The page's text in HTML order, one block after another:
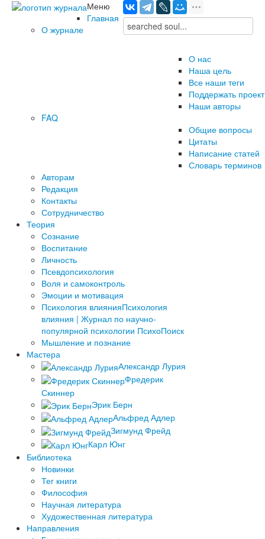
Меню
Главная
О журнале
О нас
Наша цель
Все наши теги
Поддержать проект
Наши авторы
FAQ
Общие вопросы
Цитаты
Написание статей
Словарь терминов
Авторам
Редакция
­Контакты
Сотрудничество
Теория
Сознание
Воспитание
Личность
Псевдопсихология
Воля и самоконтроль
Эмоции и мотивация
Психология влиянияПсихология
влияния | Журнал по научно-
популярной психологии ПсихоПоиск
Мышление и познание
Мастера
Александр Лурия
Фредерик
Скиннер
Эрик Берн
Альфред Адлер
Зигмунд Фрейд
Карл Юнг
Библиотека
Новинки
Тег книги
Философия
Научная литература
Художественная литература
Направления